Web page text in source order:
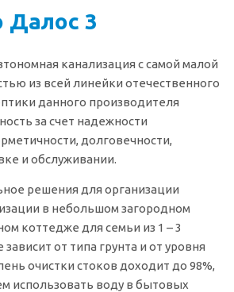
Далос 3
канализация с самой малой
из всей линейки отечественного
данного производителя
за счет надежности
долговечности,
и обслуживании.
решения для организации
в небольшом загородном
коттедже для семьи из 1 – 3
от типа грунта и от уровня
очистки стоков доходит до 98%,
использовать воду в бытовых